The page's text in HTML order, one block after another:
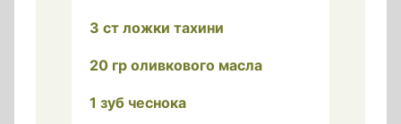
3 ст ложки тахини
20 гр оливкового масла
1 зуб чеснока